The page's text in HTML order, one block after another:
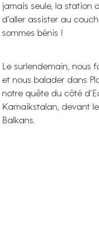
jamais seule, la station
d’aller assister au
sommes bénis !
Le surlendemain, nous
et nous balader dans
notre quête du côté
Kamaikstalan, devant
Balkans.